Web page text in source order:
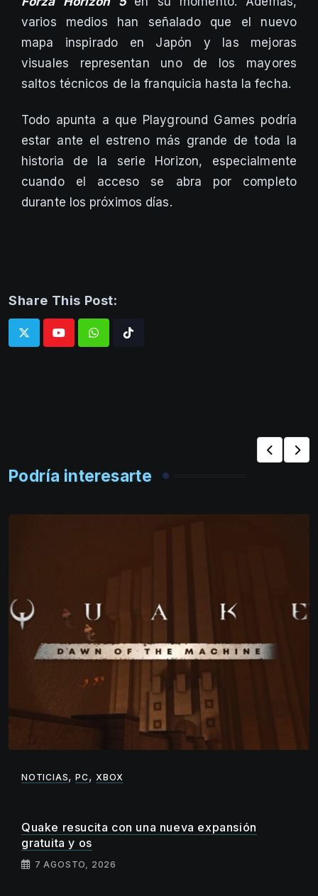
varios medios han señalado que el nuevo
mapa inspirado en Japón y las mejoras
visuales representan uno de los mayores
saltos técnicos de la franquicia hasta la fecha.
Todo apunta a que Playground Games podría
estar ante el estreno más grande de toda la
historia de la serie Horizon, especialmente
cuando el acceso se abra por completo
durante los próximos días.
Share This Post:
WhatsappTiktok
Podría interesarte
NOTICIAS,PC, XBOX
Quake resucita con una nueva expansión
gratuita y os
7 AGOSTO, 2026